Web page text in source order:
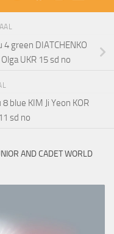
green DIATCHENKO
UKR 15 sd no
blue KIM Ji Yeon KOR
sd no
AND CADET WORLD